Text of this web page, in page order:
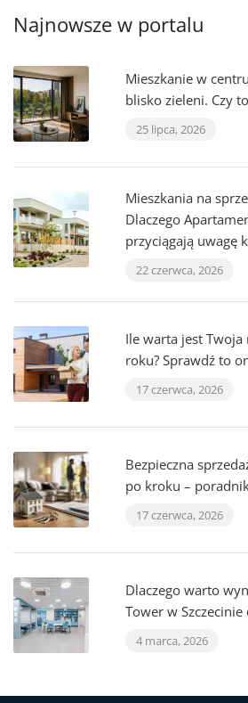
Najnowsze w portalu
Mieszkanie w
blisko zieleni. Czy
25 lipca, 2026
Mieszkania na
Dlaczego
przyciągają uwagę
22 czerwca, 2026
Ile warta jest
roku? Sprawdź to
17 czerwca, 2026
Bezpieczna
po kroku –
17 czerwca, 2026
Dlaczego warto
Tower w Szczecinie
4 marca, 2026